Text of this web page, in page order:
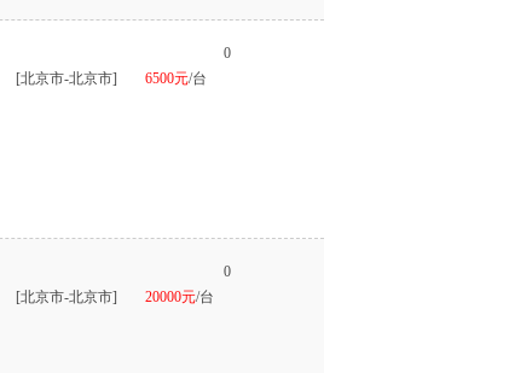
[北京市-北京市] 6500元/台
0
[北京市-北京市] 20000元/台
0